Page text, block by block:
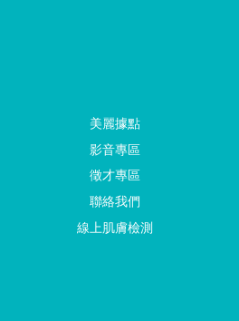
美麗據點
影音專區
徵才專區
聯絡我們
線上肌膚檢測